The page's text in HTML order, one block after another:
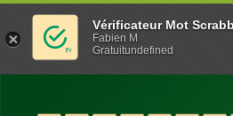
Vérificateur Mot
Fabien M
Gratuitundefined